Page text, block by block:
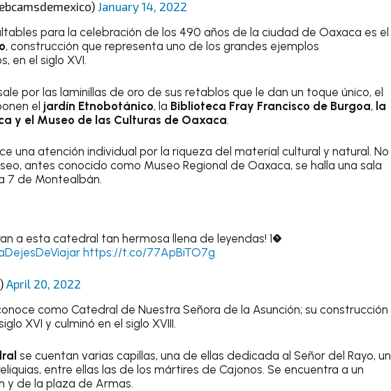
January 14, 2022
para la celebración de los 490 años de la ciudad de Oaxaca es el
, construcción que representa uno de los grandes ejemplos
en el siglo XVI.
por las laminillas de oro de sus retablos que le dan un toque único, el
el jardín Etnobotánico, la Biblioteca Fray Francisco de Burgoa, la
y el Museo de las Culturas de Oaxaca.
una atención individual por la riqueza del material cultural y natural. No
antes conocido como Museo Regional de Oaxaca, se halla una sala
7 de Montealbán.
a esta catedral tan hermosa llena de leyendas! 1�
https://t.co/77ApBiTO7g
April 20, 2022
como Catedral de Nuestra Señora de la Asunción; su construcción
XVI y culminó en el siglo XVIII.
se cuentan varias capillas, una de ellas dedicada al Señor del Rayo, un
entre ellas las de los mártires de Cajonos. Se encuentra a un
y de la plaza de Armas.